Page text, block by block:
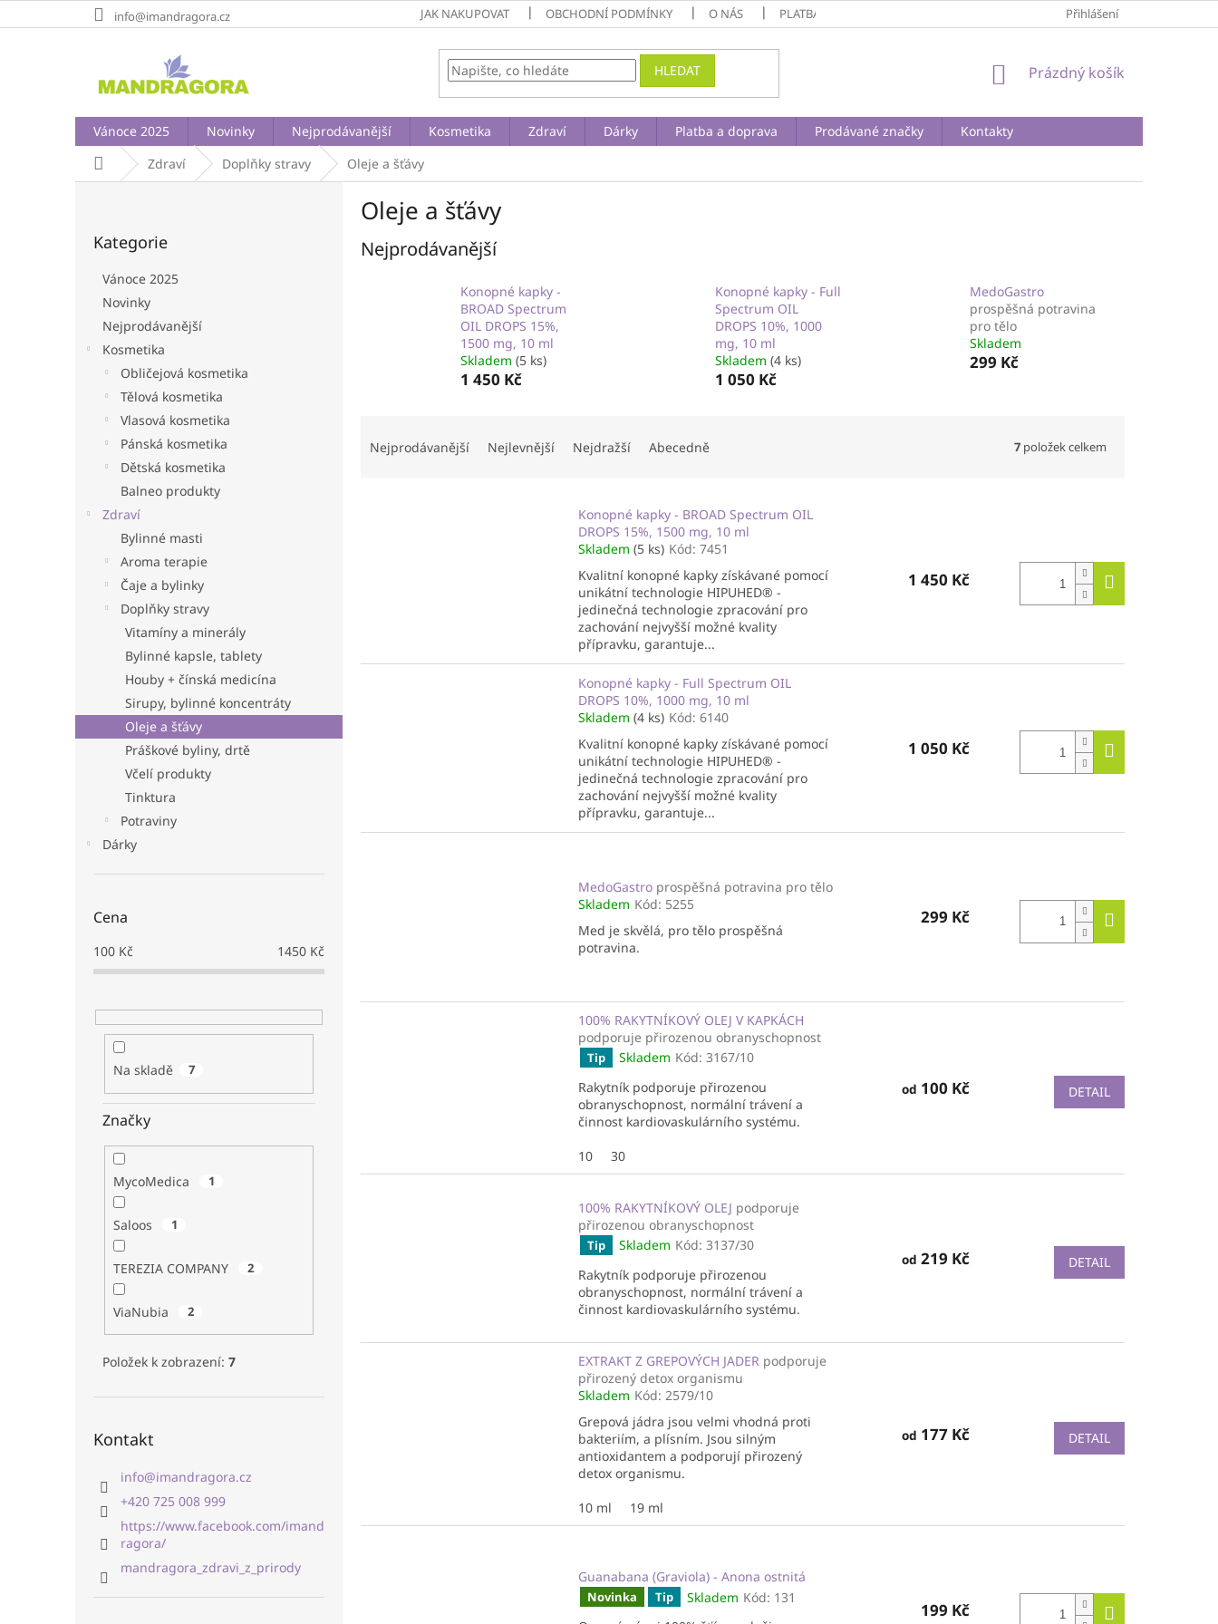
na
info@imandragora.cz JAK NAKUPOVAT OBCHODNÍ PODMÍNKY O NÁS PLATBA A DOPRAVA PODMÍNKY OCHRANY OSOBNÍCH ÚDAJŮ
Přihlášení
HLEDAT
NÁKUPNÍ
Prázdný košík
Vánoce 2025 Novinky Nejprodávanější Kosmetika Zdraví Dárky Platba a doprava Prodávané značky
Kontakty
Domů Zdraví Doplňky stravy Oleje a šťávy
kategorie
Kategorie
Vánoce 2025
Novinky
Nejprodávanější
Kosmetika
Obličejová kosmetika
Tělová kosmetika
Vlasová kosmetika
Pánská kosmetika
Dětská kosmetika
Balneo produkty
Zdraví
Bylinné masti
Aroma terapie
Čaje a bylinky
Doplňky stravy
Vitamíny a minerály
Bylinné kapsle, tablety
Houby + čínská medicína
Sirupy, bylinné koncentráty
Oleje a šťávy
Práškové byliny, drtě
Včelí produkty
Tinktura
Potraviny
Dárky
Cena
100 Kč 1450 Kč
Na skladě 7
Značky
MycoMedica 1
Saloos 1
TEREZIA COMPANY 2
ViaNubia 2
Položek k zobrazení: 7
Kontakt
info@imandragora.cz
+420 725 008 999
https://www.facebook.com/imand
ragora/
mandragora_zdravi_z_prirody
Oleje a šťávy
Nejprodávanější
Konopné kapky -
BROAD Spectrum
OIL DROPS 15%,
1500 mg, 10 ml
Skladem (5 ks)
1 450 Kč
Konopné kapky - Full
Spectrum OIL
DROPS 10%, 1000
mg, 10 ml
Skladem (4 ks)
1 050 Kč
MedoGastro
prospěšná potravina
pro tělo
Skladem
299 Kč
t
Nejprodávanější Nejlevnější Nejdražší Abecedně 7 položek celkem
d
Konopné kapky - BROAD Spectrum OIL
DROPS 15%, 1500 mg, 10 ml
Skladem (5 ks) Kód: 7451
Kvalitní konopné kapky získávané pomocí
unikátní technologie HIPUHED® -
jedinečná technologie zpracování pro
zachování nejvyšší možné kvality
přípravku, garantuje...
1 450 Kč
Konopné kapky - Full Spectrum OIL
DROPS 10%, 1000 mg, 10 ml
Skladem (4 ks) Kód: 6140
Kvalitní konopné kapky získávané pomocí
unikátní technologie HIPUHED® -
jedinečná technologie zpracování pro
zachování nejvyšší možné kvality
přípravku, garantuje...
1 050 Kč
MedoGastro prospěšná potravina pro tělo
Skladem Kód: 5255
Med je skvělá, pro tělo prospěšná
potravina.
299 Kč
100% RAKYTNÍKOVÝ OLEJ V KAPKÁCH
podporuje přirozenou obranyschopnost
Tip Skladem Kód: 3167/10
Rakytník podporuje přirozenou
obranyschopnost, normální trávení a
činnost kardiovaskulárního systému.
10
30
od 100 Kč DETAIL
100% RAKYTNÍKOVÝ OLEJ podporuje
přirozenou obranyschopnost
Tip Skladem Kód: 3137/30
Rakytník podporuje přirozenou
obranyschopnost, normální trávení a
činnost kardiovaskulárního systému.
od 219 Kč DETAIL
EXTRAKT Z GREPOVÝCH JADER podporuje
přirozený detox organismu
Skladem Kód: 2579/10
Grepová jádra jsou velmi vhodná proti
bakteriím, a plísním. Jsou silným
antioxidantem a podporují přirozený
detox organismu.
10 ml
19 ml
od 177 Kč DETAIL
Guanabana (Graviola) - Anona ostnitá
Novinka Tip Skladem Kód: 131
199 Kč